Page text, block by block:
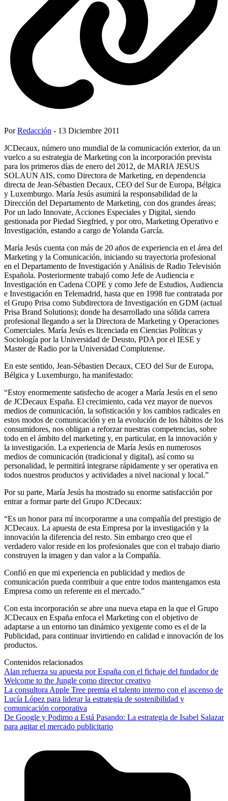
PorRedacción - 13 Diciembre 2011
JCDecaux, número uno mundial de la comunicación exterior, da un
vuelco a su estrategia de Marketing con la incorporación prevista
para los primeros días de enero del 2012, de MARIA JESUS
SOLAUN AIS, como Directora de Marketing, en dependencia
directa de Jean-Sébastien Decaux, CEO del Sur de Europa, Bélgica
y Luxemburgo. María Jesús asumirá la responsabilidad de la
Dirección del Departamento de Marketing, con dos grandes áreas;
Por un lado Innovate, Acciones Especiales y Digital, siendo
gestionada por Piedad Siegfried, y por otro, Marketing Operativo e
Investigación, estando a cargo de Yolanda García.
María Jesús cuenta con más de 20 años de experiencia en el área del
Marketing y la Comunicación, iniciando su trayectoria profesional
en el Departamento de Investigación y Análisis de Radio Televisión
Española. Posteriormente trabajó como Jefe de Audiencia e
Investigación en Cadena COPE y como Jefe de Estudios, Audiencia
e Investigación en Telemadrid, hasta que en 1998 fue contratada por
el Grupo Prisa como Subdirectora de Investigación en GDM (actual
Prisa Brand Solutions); donde ha desarrollado una sólida carrera
profesional llegando a ser la Directora de Marketing y Operaciones
Comerciales. María Jesús es licenciada en Ciencias Políticas y
Sociología por la Universidad de Deusto, PDA por el IESE y
Master de Radio por la Universidad Complutense.
En este sentido, Jean-Sébastien Decaux, CEO del Sur de Europa,
Bélgica y Luxemburgo, ha manifestado:
“Estoy enormemente satisfecho de acoger a María Jesús en el seno
de JCDecaux España. El crecimiento, cada vez mayor de nuevos
medios de comunicación, la sofisticación y los cambios radicales en
estos modos de comunicación y en la evolución de los hábitos de los
consumidores, nos obligan a reforzar nuestras competencias, sobre
todo en el ámbito del marketing y, en particular, en la innovación y
la investigación. La experiencia de María Jesús en numerosos
medios de comunicación (tradicional y digital), así como su
personalidad, le permitirá integrarse rápidamente y ser operativa en
todos nuestros productos y actividades a nivel nacional y local.”
Por su parte, María Jesús ha mostrado su enorme satisfacción por
entrar a formar parte del Grupo JCDecaux:
“Es un honor para mí incorporarme a una compañía del prestigio de
JCDecaux. La apuesta de esta Empresa por la investigación y la
innovación la diferencia del resto. Sin embargo creo que el
verdadero valor reside en los profesionales que con el trabajo diario
construyen la imagen y dan valor a la Compañía.
Confió en que mi experiencia en publicidad y medios de
comunicación pueda contribuir a que entre todos mantengamos esta
Empresa como un referente en el mercado.”
Con esta incorporación se abre una nueva etapa en la que el Grupo
JCDecaux en España enfoca el Marketing con el objetivo de
adaptarse a un entorno tan dinámico yexigente como es el de la
Publicidad, para continuar invirtiendo en calidad e innovación de los
productos.
Contenidos relacionados
Alan refuerza su apuesta por España con el fichaje del fundador de
Welcome to the Jungle como director creativo
La consultora Apple Tree premia el talento interno con el ascenso de
Lucía López para liderar la estrategia de sostenibilidad y
comunicación corporativa
De Google y Podimo a Está Pasando: La estrategia de Isabel Salazar
para agitar el mercado publicitario